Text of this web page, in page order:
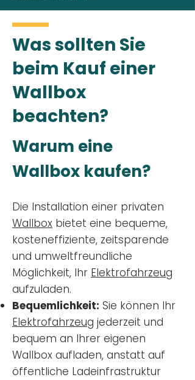
Was sollten Sie
beim Kauf einer
Wallbox
beachten?
Warum eine
Wallbox kaufen?
Die Installation einer privaten
Wallbox bietet eine bequeme,
kosteneffiziente, zeitsparende
und umweltfreundliche
Möglichkeit, Ihr Elektrofahrzeug
aufzuladen.
Bequemlichkeit: Sie können Ihr
Elektrofahrzeug jederzeit und
bequem an Ihrer eigenen
Wallbox aufladen, anstatt auf
öffentliche Ladeinfrastruktur